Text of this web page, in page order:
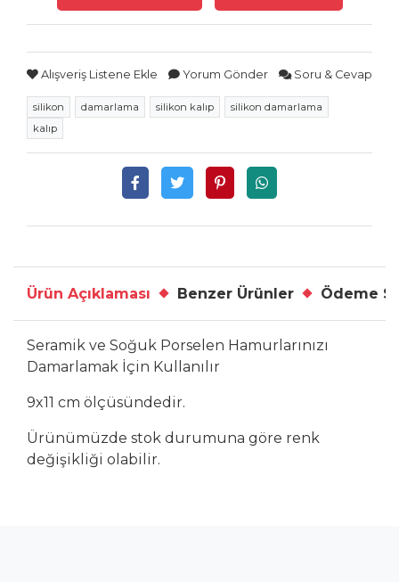
Alışveriş Listene Ekle Yorum Gönder Soru & Cevap
silikon damarlama silikon kalıp
silikon damarlama
kalıp
Ürün Açıklaması Benzer Ürünler Ödeme
Seramik ve Soğuk Porselen Hamurlarınızı
Damarlamak İçin Kullanılır
9x11 cm ölçüsündedir.
Ürünümüzde stok durumuna göre renk
değişikliği olabilir.